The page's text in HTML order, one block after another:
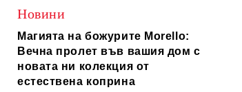
Новини
Магията на божурите Morello:
Вечна пролет във вашия дом с
новата ни колекция от
естествена коприна